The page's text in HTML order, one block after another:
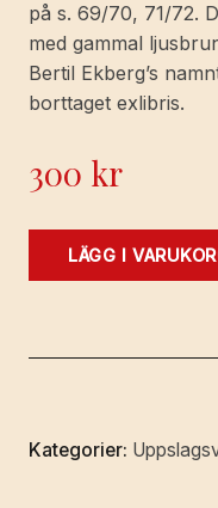
på s. 69/70, 71/72.
med gammal
Bertil Ekberg’s
borttaget exlibris.
300 kr
Matrikel
prästerskap
betjäning;
LÄGG I
Kategorier: